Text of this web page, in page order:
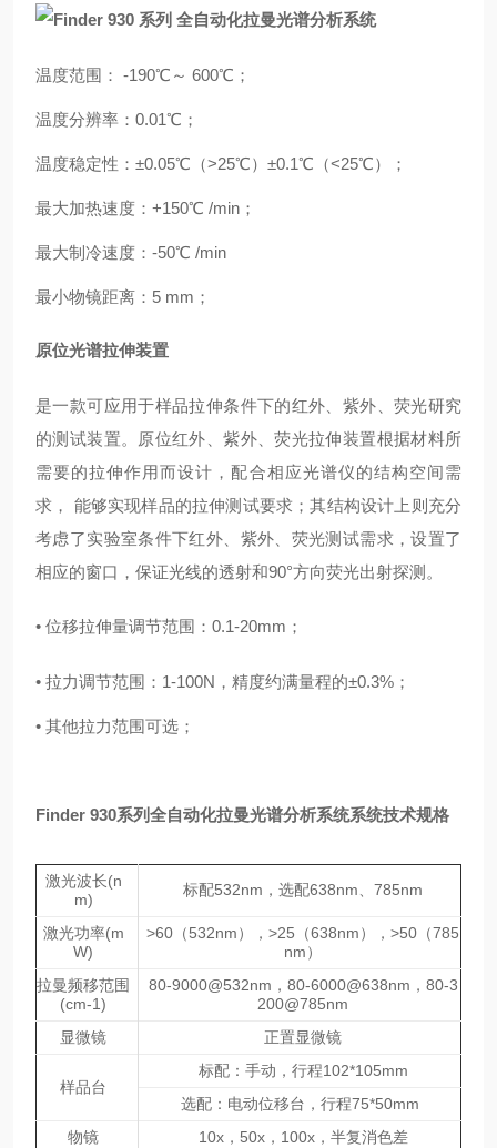
温度范围： -190℃～ 600℃；
温度分辨率：0.01℃；
温度稳定性：±0.05℃（>25℃）±0.1℃（<25℃）；
最大加热速度：+150℃ /min；
最大制冷速度：-50℃ /min
最小物镜距离：5 mm；
原位光谱拉伸装置
是一款可应用于样品拉伸条件下的红外、紫外、荧光研究
的测试装置。原位红外、紫外、荧光拉伸装置根据材料所
需要的拉伸作用而设计，配合相应光谱仪的结构空间需
求， 能够实现样品的拉伸测试要求；其结构设计上则充分
考虑了实验室条件下红外、紫外、荧光测试需求，设置了
相应的窗口，保证光线的透射和90°方向荧光出射探测。
• 位移拉伸量调节范围：0.1-20mm；
• 拉力调节范围：1-100N，精度约满量程的±0.3%；
• 其他拉力范围可选；
Finder 930系列全自动化拉曼光谱分析系统系统技术规格
激光波长(n
m)
标配532nm，选配638nm、785nm
激光功率(m
W)
>60（532nm），>25（638nm），>50（785
nm）
拉曼频移范围
(cm-1)
80-9000@532nm，80-6000@638nm，80-3
200@785nm
显微镜
正置显微镜
样品台
标配：手动，行程102*105mm
选配：电动位移台，行程75*50mm
物镜
10x，50x，100x，半复消色差